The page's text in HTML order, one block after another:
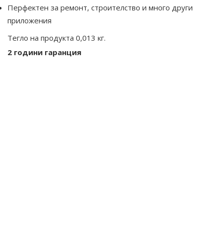
Перфектен за ремонт, строителство и много други
приложения
Тегло на продукта 0,013 кг.
2 години гаранция